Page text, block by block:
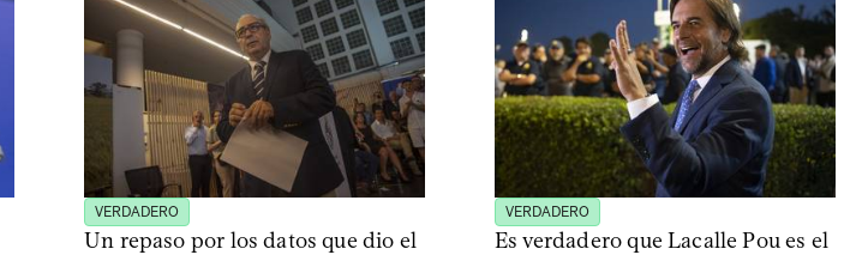
VERDADERO
Un repaso por los datos que dio el
VERDADERO
Es verdadero que Lacalle Pou es el